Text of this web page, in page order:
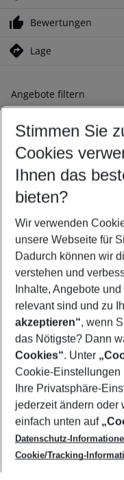
Bewertungen
Lage
Angebote filtern
Ändern Sie Ihre
Abflughafen wählen
Beliebiger
Reisezeitraum
10.08.26–
2 Erwachsene
Mehr
Footer
Footer navigation
Über uns
AGB
Cookie-Einstellungen
Cookie-Richtlinie
Datenschutz
Service & Hilfe
Barrierefreies Reisen
Check-in
Folgen Sie uns
Stimmen Sie
Cookies
Ihnen das
bieten?
Wir verwenden
unsere Webseite für
Dadurch können wir
verstehen und
Inhalte, Angebote
relevant sind und zu
akzeptieren“, wenn
das Nötigste? Dann
Cookies“. Unter
Cookie-Einstellungen
Ihre Privatsphäre-
jederzeit ändern oder
einfach unten auf
Datenschutz-
Cookie/Tracking-